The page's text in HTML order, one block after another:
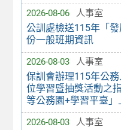
2026-08-06 人事室
公訓處檢送115年「
份一般班期資訊
2026-08-03 人事室
保訓會辦理115年公
位學習暨抽獎活動之
等公務園+學習平臺」
2026-08-03 人事室